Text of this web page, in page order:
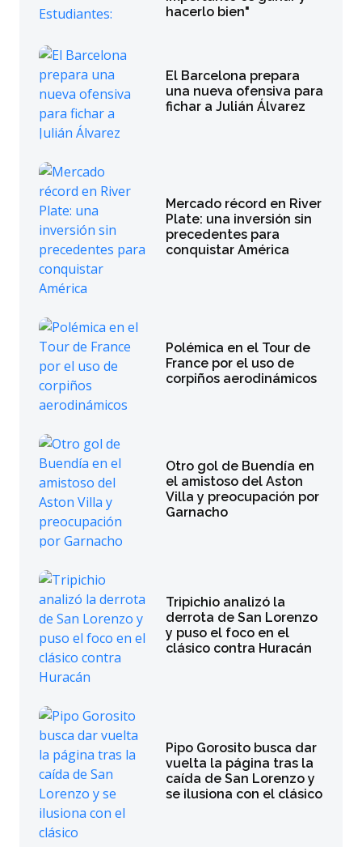
hacerlo bien"
El Barcelona prepara
una nueva ofensiva para
fichar a Julián Álvarez
Mercado récord en River
Plate: una inversión sin
precedentes para
conquistar América
Polémica en el Tour de
France por el uso de
corpiños aerodinámicos
Otro gol de Buendía en
el amistoso del Aston
Villa y preocupación por
Garnacho
Tripichio analizó la
derrota de San Lorenzo
y puso el foco en el
clásico contra Huracán
Pipo Gorosito busca dar
vuelta la página tras la
caída de San Lorenzo y
se ilusiona con el clásico